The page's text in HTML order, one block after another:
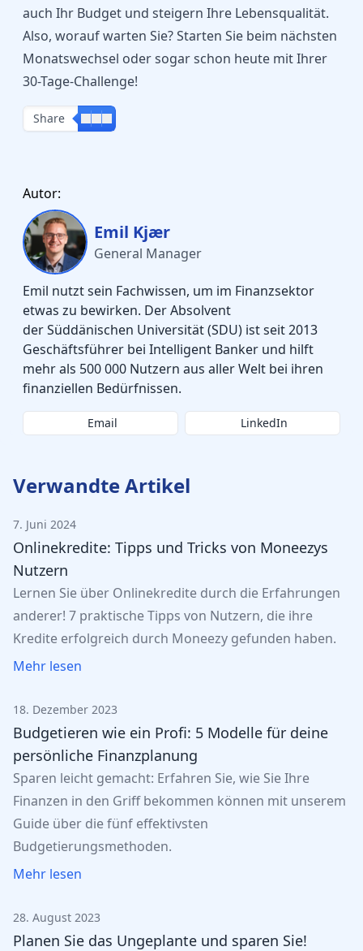
auch Ihr Budget und steigern Ihre Lebensqualität.
Also, worauf warten Sie? Starten Sie beim nächsten
Monatswechsel oder sogar schon heute mit Ihrer
30-Tage-Challenge!
Share
Autor:
Emil Kjær
General Manager
Emil nutzt sein Fachwissen, um im Finanzsektor
etwas zu bewirken. Der Absolvent
der Süddänischen Universität (SDU) ist seit 2013
Geschäftsführer bei Intelligent Banker und hilft
mehr als 500 000 Nutzern aus aller Welt bei ihren
finanziellen Bedürfnissen.
Email LinkedIn
Verwandte Artikel
7. Juni 2024
Onlinekredite: Tipps und Tricks von Moneezys
Nutzern
Lernen Sie über Onlinekredite durch die Erfahrungen
anderer! 7 praktische Tipps von Nutzern, die ihre
Kredite erfolgreich durch Moneezy gefunden haben.
Mehr lesen
18. Dezember 2023
Budgetieren wie ein Profi: 5 Modelle für deine
persönliche Finanzplanung
Sparen leicht gemacht: Erfahren Sie, wie Sie Ihre
Finanzen in den Griff bekommen können mit unserem
Guide über die fünf effektivsten
Budgetierungsmethoden.
Mehr lesen
28. August 2023
Planen Sie das Ungeplante und sparen Sie!